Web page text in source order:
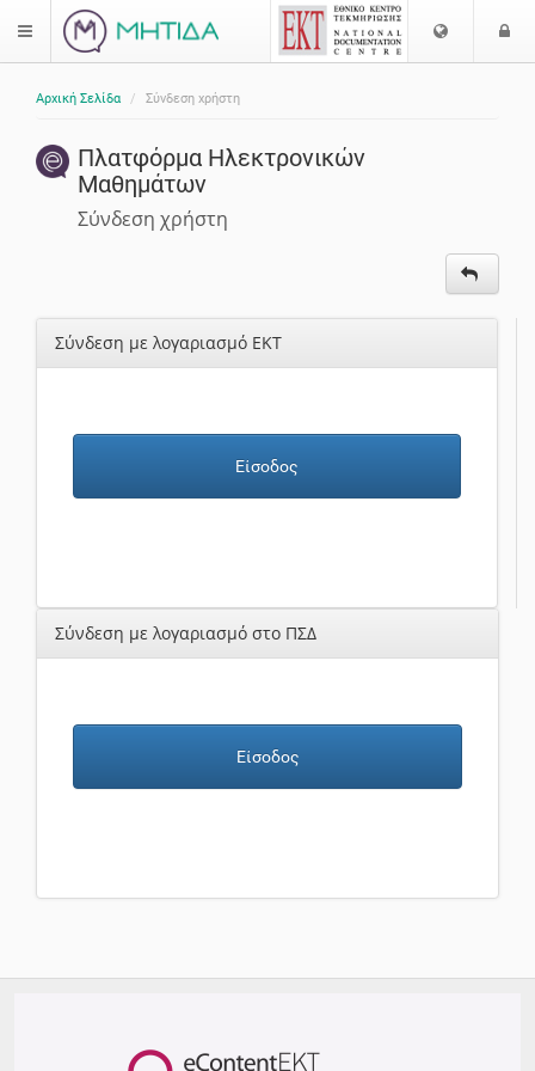
$langMenu
Επιλογή
Αρχική Σελίδα Σύνδεση χρήστη
Πλατφόρμα Ηλεκτρονικών
Μαθημάτων
Σύνδεση χρήστη
Σύνδεση με λογαριασμό ΕΚΤ
Είσοδος
Σύνδεση με λογαριασμό στο ΠΣΔ
Είσοδος